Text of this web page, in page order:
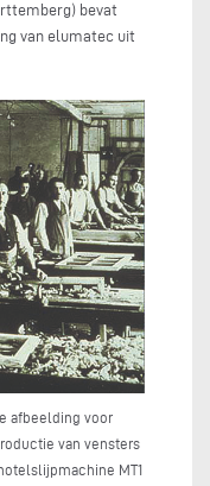
bevat
van elumatec uit
afbeelding voor
van vensters
MT1